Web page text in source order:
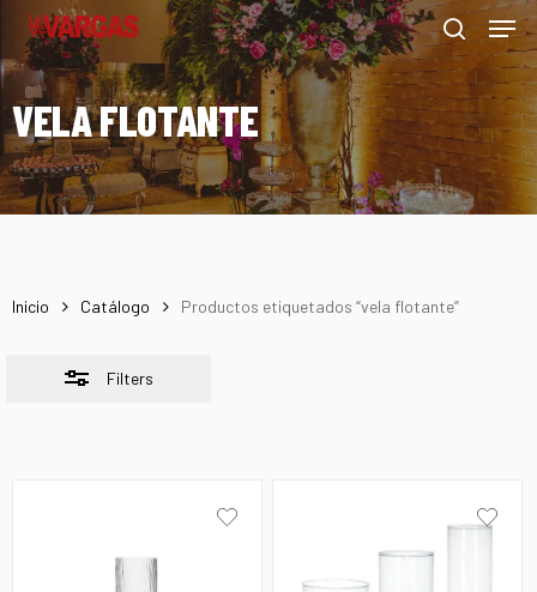
Skip
main
content
search
Menu
VELA FLOTANTE
Inicio Catálogo Productos etiquetados “vela flotante”
Filters
Close
Filters
Menu